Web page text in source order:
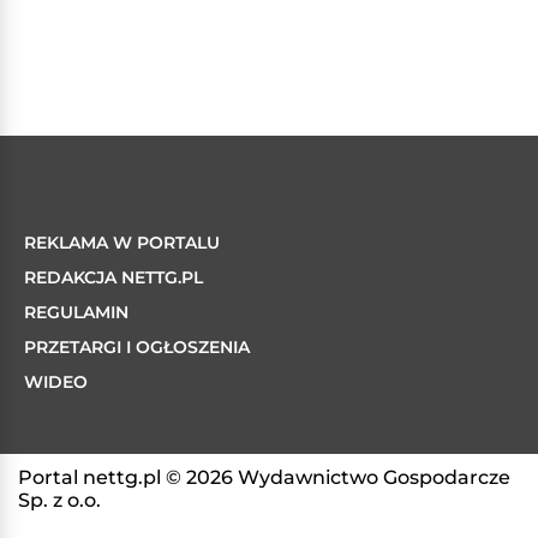
REKLAMA W PORTALU
REDAKCJA NETTG.PL
REGULAMIN
PRZETARGI I OGŁOSZENIA
WIDEO
Portal nettg.pl © 2026 Wydawnictwo Gospodarcze
Sp. z o.o.